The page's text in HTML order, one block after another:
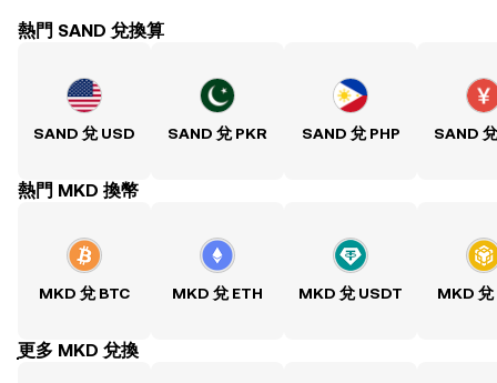
熱門 SAND 兌換算
SAND 兌 USD SAND 兌 PKR SAND 兌 PHP SAND
熱門 MKD 換幣
MKD 兌 BTC MKD 兌 ETH MKD 兌 USDT MKD 兌
ִִִִִִִִִִִִִִִִִִִִִִִִִִִִִִִִִִִִִִִִִִִִִִִִ更多 MKD 兌換